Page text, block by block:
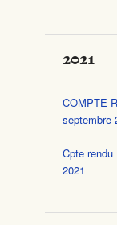
2021
COMPTE
septembre
Cpte
2021